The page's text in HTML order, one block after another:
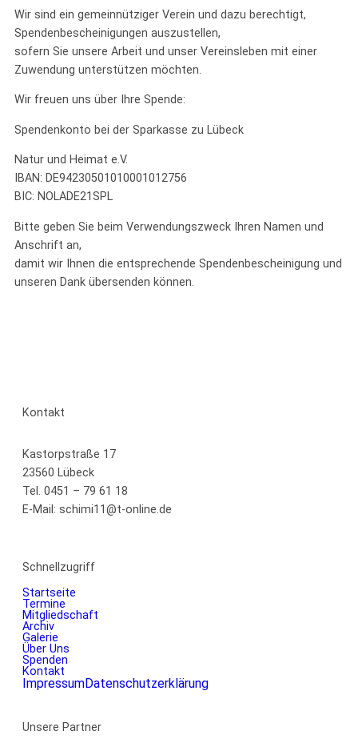
Wir sind ein gemeinnütziger Verein und dazu berechtigt,
Spendenbescheinigungen auszustellen,
sofern Sie unsere Arbeit und unser Vereinsleben mit einer
Zuwendung unterstützen möchten.
Wir freuen uns über Ihre Spende:
Spendenkonto bei der Sparkasse zu Lübeck
Natur und Heimat e.V.
IBAN: DE94230501010001012756
BIC: NOLADE21SPL
Bitte geben Sie beim Verwendungszweck Ihren Namen und
Anschrift an,
damit wir Ihnen die entsprechende Spendenbescheinigung und
unseren Dank übersenden können.
Kontakt
Kastorpstraße 17
23560 Lübeck
Tel. 0451 – 79 61 18
E-Mail: schimi11@t-online.de
Schnellzugriff
Startseite
Termine
Mitgliedschaft
Archiv
Galerie
Über Uns
Spenden
Kontakt
ImpressumDatenschutzerklärung
Unsere Partner